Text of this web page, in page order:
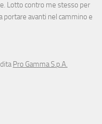
Lotto contro me stesso per
portare avanti nel cammino e
Pro Gamma S.p.A.